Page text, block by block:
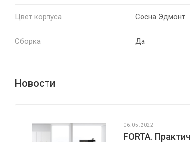
Цвет корпуса Сосна Эдмонт
Сборка Да
Новости
06.05.2022
FORTA.